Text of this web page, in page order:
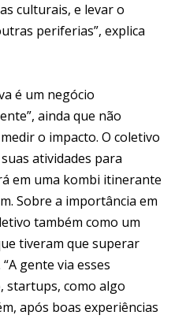
culturais, e levar o
periferias”, explica
é um negócio
ainda que não
o impacto. O coletivo
atividades para
em uma kombi itinerante
Sobre a importância em
também como um
tiveram que superar
gente via esses
startups, como algo
após boas experiências